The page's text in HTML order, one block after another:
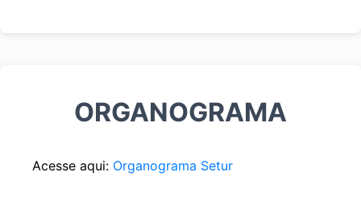
ORGANOGRAMA
Acesse aqui: Organograma Setur